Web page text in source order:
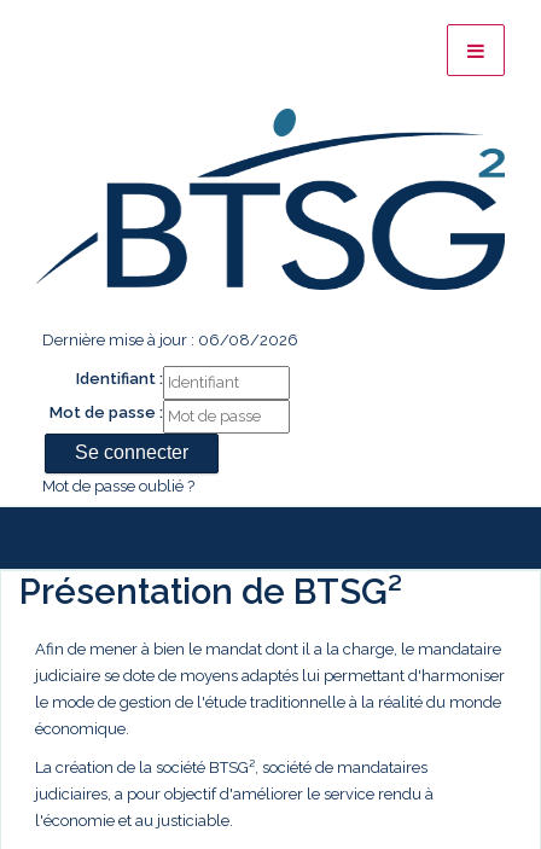
Dernière mise à jour : 06/08/2026
Identifiant :
Mot de passe :
Mot de passe oublié ?
Présentation de BTSG²
Afin de mener à bien le mandat dont il a la charge, le mandataire
judiciaire se dote de moyens adaptés lui permettant d'harmoniser
le mode de gestion de l'étude traditionnelle à la réalité du monde
économique.
La création de la société BTSG², société de mandataires
judiciaires, a pour objectif d'améliorer le service rendu à
l'économie et au justiciable.